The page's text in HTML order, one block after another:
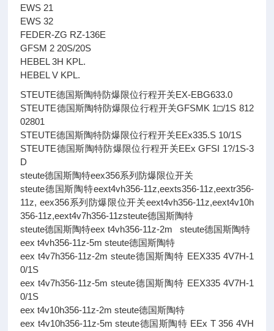
EWS 21
EWS 32
FEDER-ZG RZ-136E
GFSM 2 20S/20S
HEBEL 3H KPL.
HEBEL V KPL.
STEUTE德国斯陶特防爆限位行程开关EX-EBG633.0
STEUTE德国斯陶特防爆限位行程开关GFSMK 1□/1S 812
02801
STEUTE德国斯陶特防爆限位行程开关EEx335.S 10/1S
STEUTE德国斯陶特防爆限位行程开关EEx GFSI 1?/1S-3
D
steute德国斯陶特eex356系列防爆限位开关
steute德国斯陶特eext4vh356-11z,eexts356-11z,eextr356-
11z, eex356系列防爆限位开关eext4vh356-11z,eext4v10h
356-11z,eext4v7h356-11zsteute德国斯陶特
steute德国斯陶特eex t4vh356-11z-2m steute德国斯陶特
eex t4vh356-11z-5m steute德国斯陶特
eex t4v7h356-11z-2m steute德国斯陶特 EEX335 4V7H-1
0/1S
eex t4v7h356-11z-5m steute德国斯陶特 EEX335 4V7H-1
0/1S
eex t4v10h356-11z-2m steute德国斯陶特
eex t4v10h356-11z-5m steute德国斯陶特 EEx T 356 4VH